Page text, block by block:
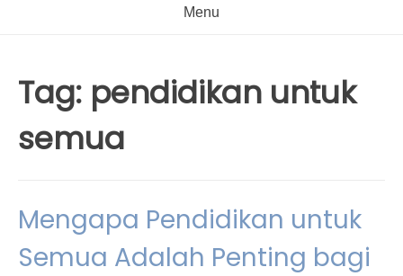
Menu
Tag: pendidikan untuk
semua
Mengapa Pendidikan untuk
Semua Adalah Penting bagi